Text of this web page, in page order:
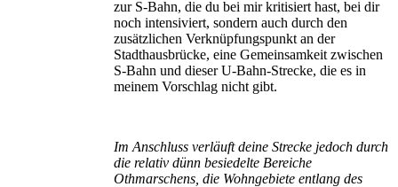
zur S-Bahn, die du bei mir kritisiert hast, bei dir
noch intensiviert, sondern auch durch den
zusätzlichen Verknüpfungspunkt an der
Stadthausbrücke, eine Gemeinsamkeit zwischen
S-Bahn und dieser U-Bahn-Strecke, die es in
meinem Vorschlag nicht gibt.
Im Anschluss verläuft deine Strecke jedoch durch
die relativ dünn besiedelte Bereiche
Othmarschens, die Wohngebiete entlang des